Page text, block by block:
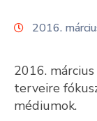
Polgármesteri
Közérdekű
Turizmus
2016.
2016.
terveire
médiumok.